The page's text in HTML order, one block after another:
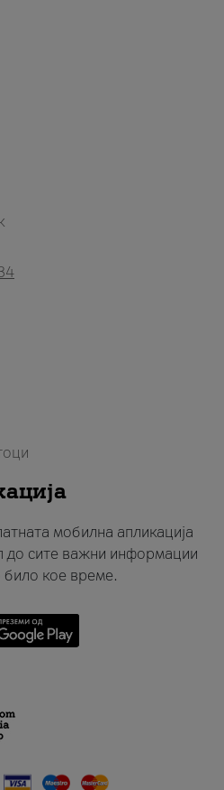
мобилна апликација
до сите важни информации
било кое време.